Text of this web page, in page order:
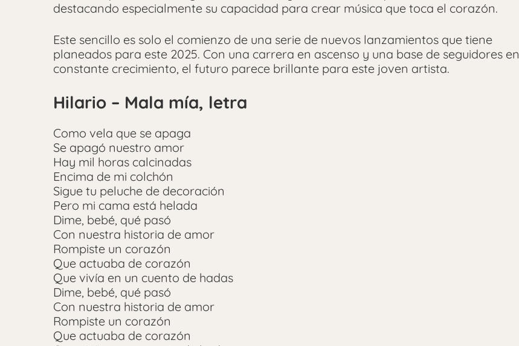
destacando especialmente su capacidad para crear música que toca el corazón.
Este sencillo es solo el comienzo de una serie de nuevos lanzamientos que tiene
planeados para este 2025. Con una carrera en ascenso y una base de seguidores en
constante crecimiento, el futuro parece brillante para este joven artista.
Hilario – Mala mía, letra
Como vela que se apaga
Se apagó nuestro amor
Hay mil horas calcinadas
Encima de mi colchón
Sigue tu peluche de decoración
Pero mi cama está helada
Dime, bebé, qué pasó
Con nuestra historia de amor
Rompiste un corazón
Que actuaba de corazón
Que vivía en un cuento de hadas
Dime, bebé, qué pasó
Con nuestra historia de amor
Rompiste un corazón
Que actuaba de corazón